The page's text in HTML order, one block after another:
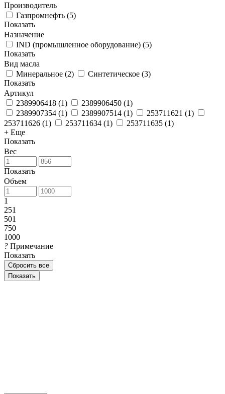
Производитель
Газпромнефть (5)
Показать
Назначение
IND (промышленное оборудование) (5)
Показать
Вид масла
Минеральное (2) Синтетическое (3)
Показать
Артикул
2389906418 (1) 2389906450 (1)
2389907354 (1) 2389907514 (1) 253711621 (1)
253711626 (1) 253711634 (1) 253711635 (1)
+ Еще
Показать
Вес
Показать
Объем
1
251
501
750
1000
? Примечание
Показать
Сбросить все